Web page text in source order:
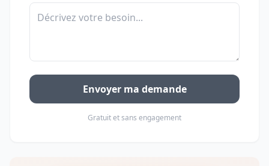
Envoyer ma demande
Gratuit et sans engagement